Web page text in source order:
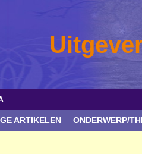
ARTIKELEN ONDERWERP/